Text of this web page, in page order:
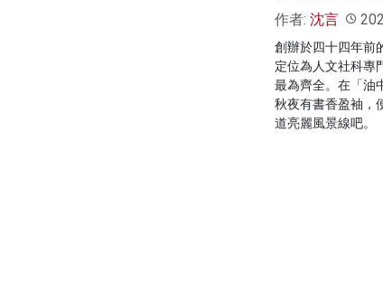
作者: 沈言
創辦於四十四年前
定位為人文社科專
最為齊全。在「油
秋夜有書香盈袖，
道亮麗風景線吧。